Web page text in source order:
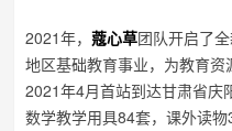
2021年，蔻心草团队开启了
地区基础教育事业，为教育资
2021年4月首站到达甘肃省庆
数学教学用具84套，课外读